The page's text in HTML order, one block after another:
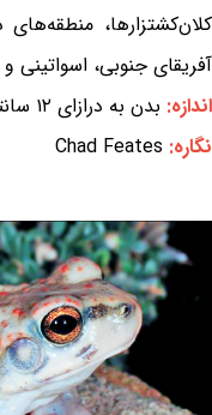
کلان‌کشتزارها،
آفریقای جنوبی، اسواتینی
اندازه: بدن به درازای ۱۲ سانتی‌متر
نگاره: Chad Feates